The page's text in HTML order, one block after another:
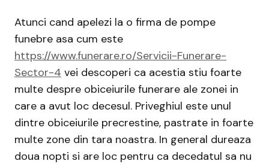
Atunci cand apelezi la o firma de pompe
funebre asa cum este
https://www.funerare.ro/Servicii-Funerare-
Sector-4 vei descoperi ca acestia stiu foarte
multe despre obiceiurile funerare ale zonei in
care a avut loc decesul. Priveghiul este unul
dintre obiceiurile precrestine, pastrate in foarte
multe zone din tara noastra. In general dureaza
doua nopti si are loc pentru ca decedatul sa nu